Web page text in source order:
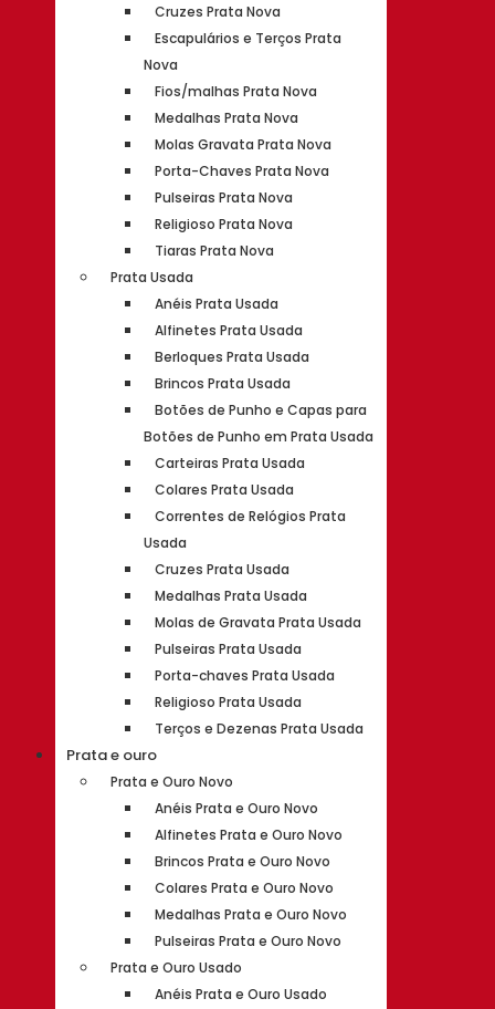
Cruzes Prata Nova
Escapulários e Terços Prata
Nova
Fios/malhas Prata Nova
Medalhas Prata Nova
Molas Gravata Prata Nova
Porta-Chaves Prata Nova
Pulseiras Prata Nova
Religioso Prata Nova
Tiaras Prata Nova
Prata Usada
Anéis Prata Usada
Alfinetes Prata Usada
Berloques Prata Usada
Brincos Prata Usada
Botões de Punho e Capas para
Botões de Punho em Prata Usada
Carteiras Prata Usada
Colares Prata Usada
Correntes de Relógios Prata
Usada
Cruzes Prata Usada
Medalhas Prata Usada
Molas de Gravata Prata Usada
Pulseiras Prata Usada
Porta-chaves Prata Usada
Religioso Prata Usada
Terços e Dezenas Prata Usada
Prata e ouro
Prata e Ouro Novo
Anéis Prata e Ouro Novo
Alfinetes Prata e Ouro Novo
Brincos Prata e Ouro Novo
Colares Prata e Ouro Novo
Medalhas Prata e Ouro Novo
Pulseiras Prata e Ouro Novo
Prata e Ouro Usado
Anéis Prata e Ouro Usado